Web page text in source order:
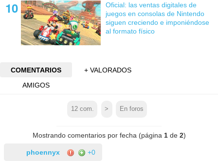
Oficial: las ventas digitales de
juegos en consolas de Nintendo
siguen creciendo e imponiéndose
al formato físico
COMENTARIOS
+ VALORADOS
AMIGOS
12com. > En foros
Mostrando comentarios por fecha (página 1de 2)
phoennyx +0